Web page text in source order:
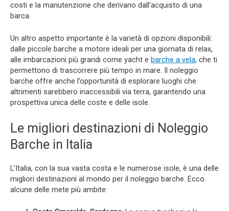
costi e la manutenzione che derivano dall’acquisto di una
barca.
Un altro aspetto importante è la varietà di opzioni disponibili:
dalle piccole barche a motore ideali per una giornata di relax,
alle imbarcazioni più grandi come yacht e barche a vela, che ti
permettono di trascorrere più tempo in mare. Il noleggio
barche offre anche l’opportunità di esplorare luoghi che
altrimenti sarebbero inaccessibili via terra, garantendo una
prospettiva unica delle coste e delle isole.
Le migliori destinazioni di Noleggio
Barche in Italia
L’Italia, con la sua vasta costa e le numerose isole, è una delle
migliori destinazioni al mondo per il noleggio barche. Ecco
alcune delle mete più ambite: